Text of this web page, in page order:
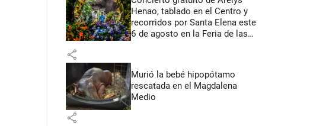
Henao, tablado en el Centro y
recorridos por Santa Elena este
6 de agosto en la Feria de las
share
Murió la bebé hipopótamo
rescatada en el Magdalena
Medio
share